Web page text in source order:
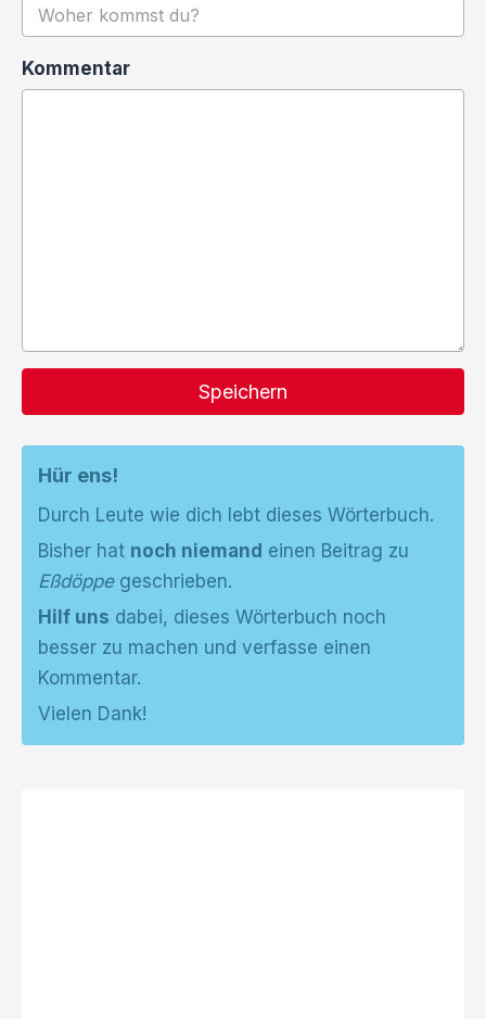
Kommentar
Speichern
Hür ens!
Durch Leute wie dich lebt dieses Wörterbuch.
Bisher hat noch niemand einen Beitrag zu
Eßdöppegeschrieben.
Hilf uns dabei, dieses Wörterbuch noch
besser zu machen und verfasse einen
Kommentar.
Vielen Dank!